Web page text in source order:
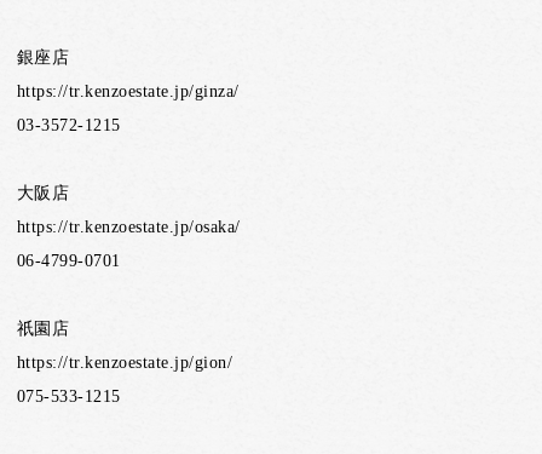
銀座店
https://tr.kenzoestate.jp/ginza/
03-3572-1215
大阪店
https://tr.kenzoestate.jp/osaka/
06-4799-0701
祇園店
https://tr.kenzoestate.jp/gion/
075-533-1215